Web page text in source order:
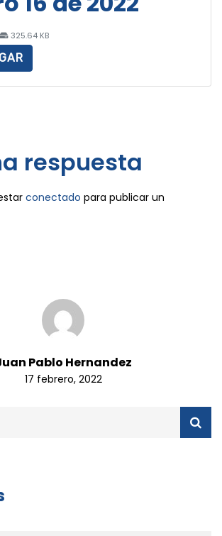
325.64 KB
respuesta
conectado para publicar un
Pablo Hernandez
17 febrero, 2022